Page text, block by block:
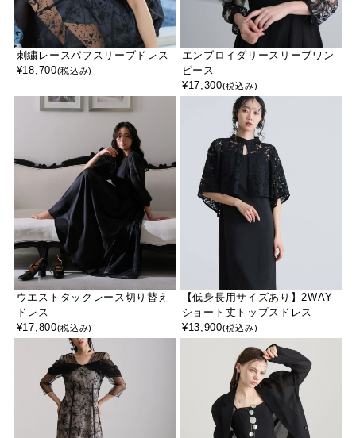
刺繍レースパフスリーブドレス
¥18,700(税込み)
エンブロイダリースリーブワン
ピース
¥17,300(税込み)
ウエストタックレース切り替え
ドレス
¥17,800(税込み)
【低身長用サイズあり】2WAY
ショート丈トップスドレス
¥13,900(税込み)